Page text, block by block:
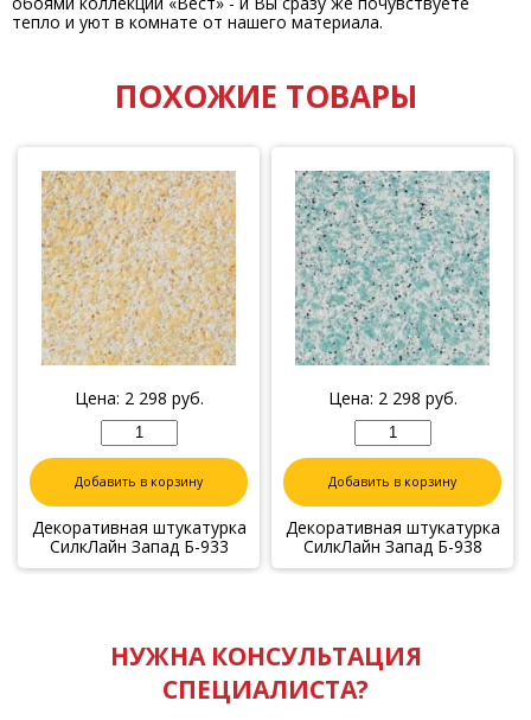
тепло и уют в комнате от нашего материала.
ПОХОЖИЕ ТОВАРЫ
Цена: 2 298 руб.
Добавить в корзину
Декоративная штукатурка
СилкЛайн Запад Б-933
Цена: 2 298 руб.
Добавить в корзину
Декоративная штукатурка
СилкЛайн Запад Б-938
НУЖНА КОНСУЛЬТАЦИЯ
СПЕЦИАЛИСТА?